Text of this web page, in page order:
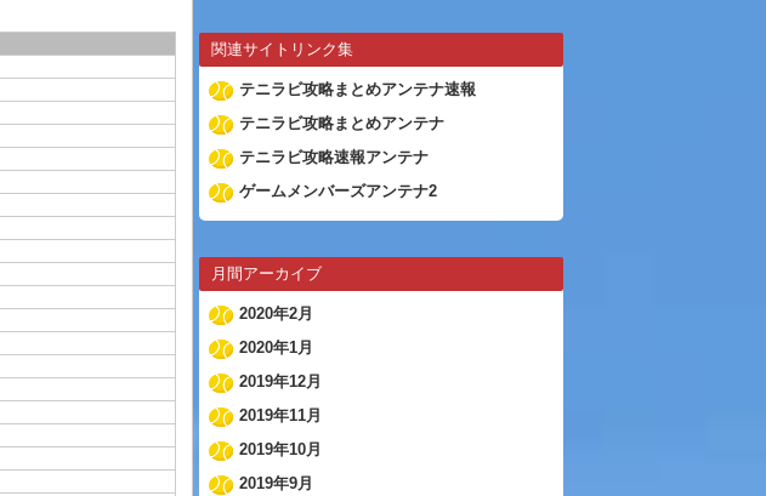
関連サイトリンク集
テニラビ攻略まとめアンテナ速報
テニラビ攻略まとめアンテナ
テニラビ攻略速報アンテナ
ゲームメンバーズアンテナ2
月間アーカイブ
2020年2月
2020年1月
2019年12月
2019年11月
2019年10月
2019年9月